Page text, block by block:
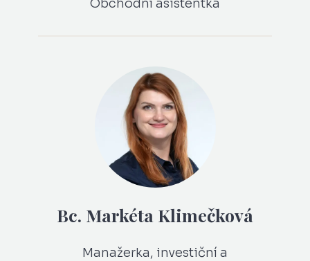
Obchodní asistentka
Bc. Markéta Klimečková
Manažerka, investiční a